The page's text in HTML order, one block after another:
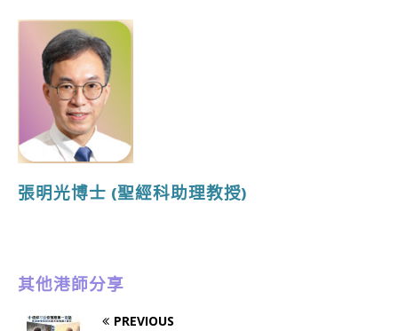
張明光博士 (聖經科助理教授)
其他港師分享
PREVIOUS